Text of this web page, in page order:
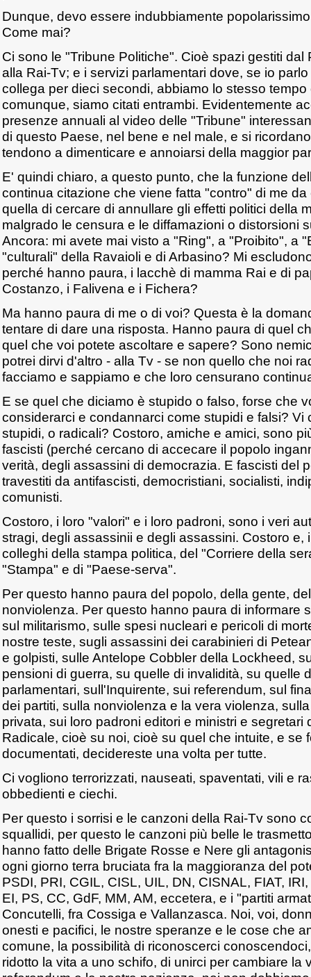
Dunque, devo essere indubbiamente
Come mai?
Ci sono le "Tribune Politiche". Cioè spazi gestiti dal
alla Rai-Tv; e i servizi parlamentari dove, se io
collega per dieci secondi, abbiamo lo stesso tempo
comunque, siamo citati entrambi. Evidentemente
presenze annuali al video delle "Tribune"
di questo Paese, nel bene e nel male, e si
tendono a dimenticare e annoiarsi della maggior
E' quindi chiaro, a questo punto, che la funzione
continua citazione che viene fatta "contro" di me
quella di cercare di annullare gli effetti politici della
malgrado le censura e le diffamazioni o distorsioni
Ancora: mi avete mai visto a "Ring", a "Proibito", a
"culturali" della Ravaioli e di Arbasino? Mi
perché hanno paura, i lacchè di mamma Rai e di
Costanzo, i Falivena e i Fichera?
Ma hanno paura di me o di voi? Questa è la
tentare di dare una risposta. Hanno paura di quel
quel che voi potete ascoltare e sapere? Sono
potrei dirvi d'altro - alla Tv - se non quello che noi
facciamo e sappiamo e che loro censurano
E se quel che diciamo è stupido o falso, forse che
considerarci e condannarci come stupidi e falsi? Vi
stupidi, o radicali? Costoro, amiche e amici, sono
fascisti (perché cercano di accecare il popolo
verità, degli assassini di democrazia. E fascisti del
travestiti da antifascisti, democristiani, socialisti,
comunisti.
Costoro, i loro "valori" e i loro padroni, sono i veri
stragi, degli assassinii e degli assassini. Costoro e,
colleghi della stampa politica, del "Corriere della
"Stampa" e di "Paese-serva".
Per questo hanno paura del popolo, della gente,
nonviolenza. Per questo hanno paura di informare
sul militarismo, sulle spesi nucleari e pericoli di
nostre teste, sugli assassini dei carabinieri di
e golpisti, sulle Antelope Cobbler della Lockheed,
pensioni di guerra, su quelle di invalidità, su quelle
parlamentari, sull'Inquirente, sui referendum, sul
dei partiti, sulla nonviolenza e la vera violenza,
privata, sui loro padroni editori e ministri e segretari
Radicale, cioè su noi, cioè su quel che intuite, e se
documentati, decidereste una volta per tutte.
Ci vogliono terrorizzati, nauseati, spaventati, vili e
obbedienti e ciechi.
Per questo i sorrisi e le canzoni della Rai-Tv sono
squallidi, per questo le canzoni più belle le
hanno fatto delle Brigate Rosse e Nere gli
ogni giorno terra bruciata fra la maggioranza del
PSDI, PRI, CGIL, CISL, UIL, DN, CISNAL, FIAT,
EI, PS, CC, GdF, MM, AM, eccetera, e i "partiti
Concutelli, fra Cossiga e Vallanzasca. Noi, voi,
onesti e pacifici, le nostre speranze e le cose che
comune, la possibilità di riconoscerci
ridotto la vita a uno schifo, di unirci per cambiare la